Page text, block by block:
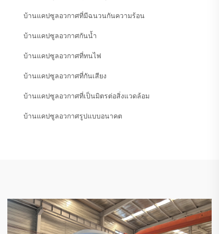
บ้านแคปซูลอวกาศที่มีฉนวนกันความร้อน
บ้านแคปซูลอวกาศกันน้ำ
บ้านแคปซูลอวกาศที่ทนไฟ
บ้านแคปซูลอวกาศที่กันเสียง
บ้านแคปซูลอวกาศที่เป็นมิตรต่อสิ่งแวดล้อม
บ้านแคปซูลอวกาศรูปแบบอนาคต